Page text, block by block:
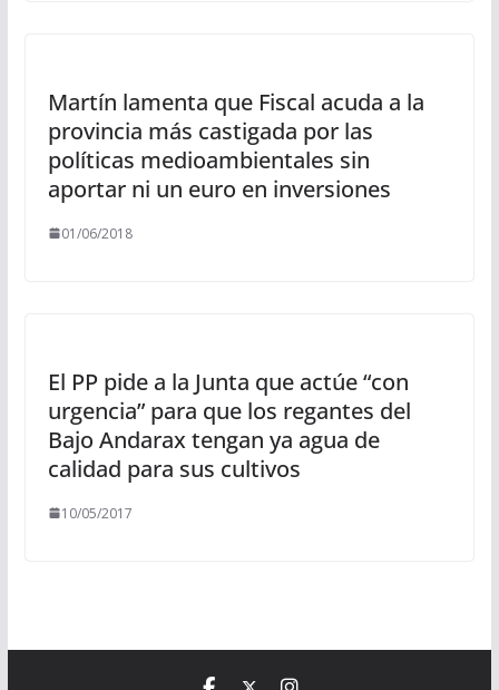
Martín lamenta que Fiscal acuda a la
provincia más castigada por las
políticas medioambientales sin
aportar ni un euro en inversiones
01/06/2018
El PP pide a la Junta que actúe “con
urgencia” para que los regantes del
Bajo Andarax tengan ya agua de
calidad para sus cultivos
10/05/2017